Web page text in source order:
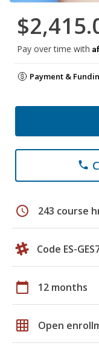
Pay over time with
Payment &
phone
schedule 243 course
Code ES-
calendar_today 12 months
grid_on Open